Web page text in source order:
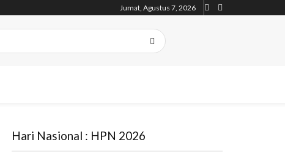
Jumat, Agustus 7, 2026
Hari Nasional : HPN 2026